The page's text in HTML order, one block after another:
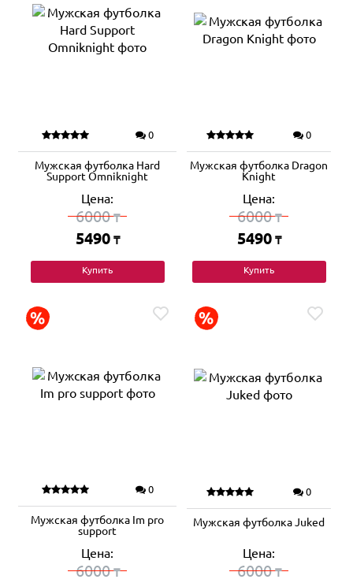
0
Мужская футболка Hard
Support Omniknight
Цена:
6000₸
5490 ₸
Купить
0
Мужская футболка Dragon
Knight
Цена:
6000₸
5490 ₸
Купить
0
Мужская футболка Im pro
support
Цена:
6000₸
0
Мужская футболка Juked
Цена:
6000₸